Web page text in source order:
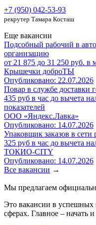
+7 (950) 042-53-93
рекрутер Тамара Косташ
Еще вакансии
Подсобный рабочий в
организацию
от 21 875 до 31 250 руб. в
Крышечки доброТЫ
Опубликовано: 22.07.2026
Повар в службе доставки
435 руб в час до вычета
показателей
ООО «Яндекс.Лавка»
Опубликовано: 14.07.2026
Упаковщик заказов в сети
325 руб в час до вычета
ТОКИО-CITY
Опубликовано: 14.07.2026
Все вакансии →
Мы предлагаем
Это вакансии в
сферах. Главное – начать